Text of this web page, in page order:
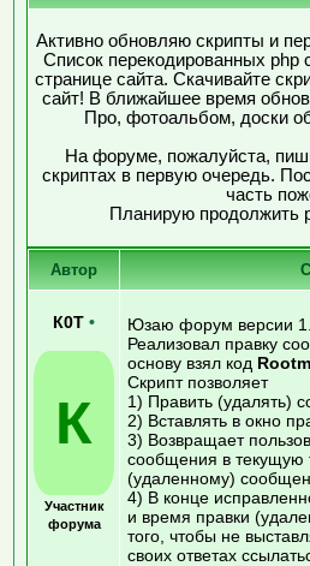
Активно обновляю скрипты и
Список перекодированных php
странице сайта. Скачивайте
сайт! В ближайшее время
Про, фотоальбом, доски
На форуме, пожалуйста,
скриптах в первую очередь.
часть
Планирую продолжить
Автор
К0Т •
К
Участник
форума
Юзаю форум версии
Реализовал правку
основу взял код
Скрипт позволяет
1) Править (удалять)
2) Вставлять в окно
3) Возвращает
сообщения в текущую
(удаленному)
4) В конце
и время правки
того, чтобы не
своих ответах